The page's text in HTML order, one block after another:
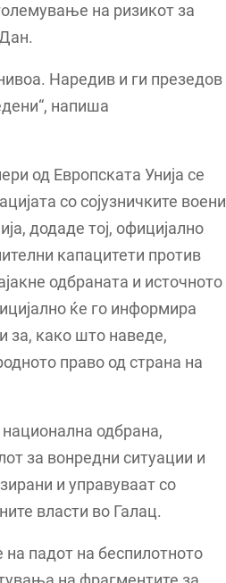
на ризикот за
Наредив и ги презедов
напиша
од Европската Унија се
со сојузничките воени
додаде тој, официјално
капацитети против
одбраната и источното
ќе го информира
за, како што наведе,
право од страна на
национална одбрана,
за вонредни ситуации и
и управуваат со
власти во Галац.
на падот на беспилотното